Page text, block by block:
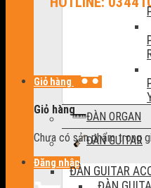
Giỏ hàng
Giỏ hàng
Chưa có sản phẩm trong
Đăng nhập
ĐÀN ORGAN
ĐÀN GUITAR
ĐÀN GUITAR